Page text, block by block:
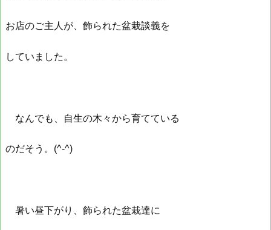
お店のご主人が、飾られた盆栽談義を
していました。
なんでも、自生の木々から育てている
のだそう。(^-^)
暑い昼下がり、飾られた盆栽達に